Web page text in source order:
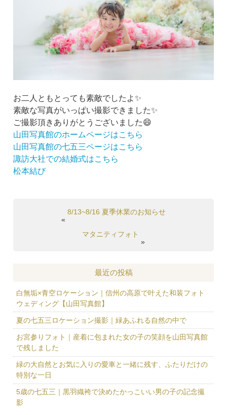
お二人ともとっても素敵でしたよ✨
素敵な写真がいっぱい撮影できました✨
ご撮影頂きありがとうございました😄
山田写真館のホームページはこちら
山田写真館の七五三ページはこちら
諏訪大社での結婚式はこちら
松本結び
«
8/13~8/16 夏季休業のお知らせ
マタニティフォト
»
最近の投稿
白無垢×青空ロケーション｜信州の高原で叶えた和装フォト
ウェディング【山田写真館】
夏の七五三ロケーション撮影｜緑あふれる自然の中で
お宮参りフォト｜産着に包まれた女の子の笑顔を山田写真館
で残しました
緑の大自然とお気に入りの愛車と一緒に残す、ふたりだけの
特別な一日
5歳の七五三｜黒羽織袴で決めたかっこいい男の子の記念撮
影